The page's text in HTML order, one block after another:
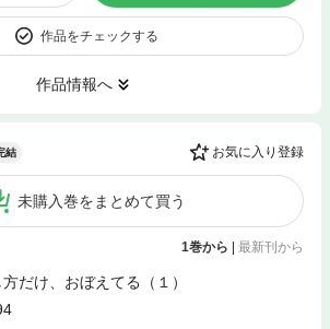
作品をチェックする
作品情報へ
結 お気に入り登録
未購入巻をまとめて買う
1巻から | 最新刊から
だけ、おぼえてる（１）